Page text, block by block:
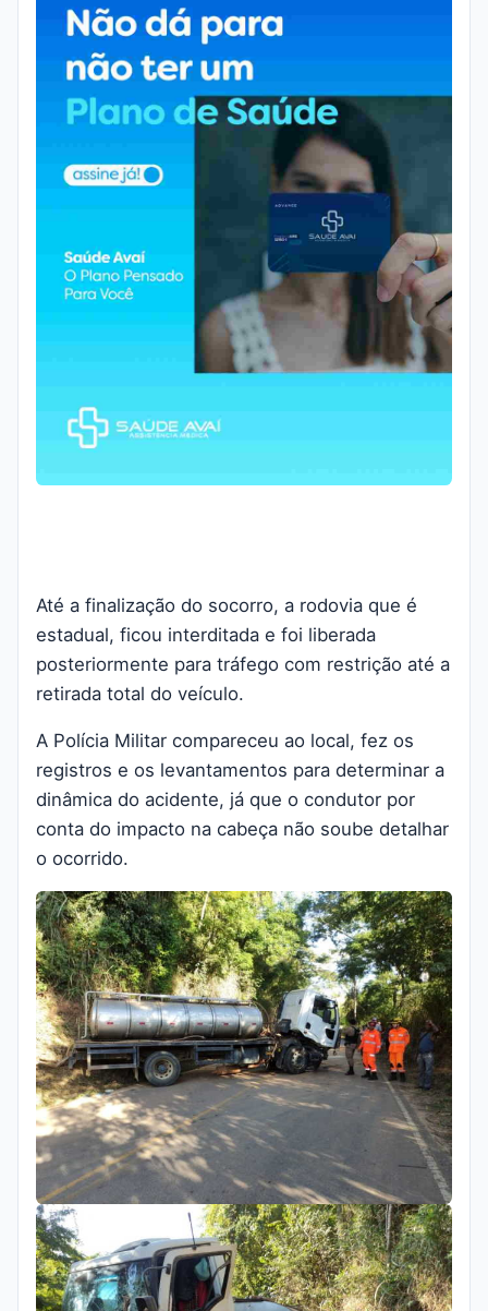
Até a finalização do socorro, a rodovia que é
estadual, ficou interditada e foi liberada
posteriormente para tráfego com restrição até a
retirada total do veículo.
A Polícia Militar compareceu ao local, fez os
registros e os levantamentos para determinar a
dinâmica do acidente, já que o condutor por
conta do impacto na cabeça não soube detalhar
o ocorrido.